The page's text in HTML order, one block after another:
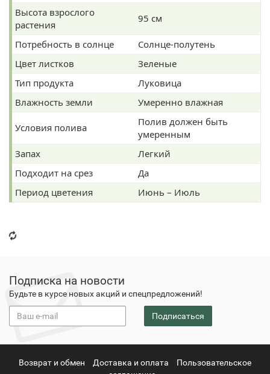
Высота взрослого
растения
95 см
Потребность в солнце
Солнце-полутень
Цвет листков
Зеленые
Тип продукта
Луковица
Влажность земли
Умеренно влажная
Условия полива
Полив должен быть
умеренным
Запах
Легкий
Подходит на срез
Да
Период цветения
Июнь – Июль
Подписка на новости
Будьте в курсе новых акций и спецпредложений!
Подписаться
Возврат и обмен Доставка и оплата
Пользовательское